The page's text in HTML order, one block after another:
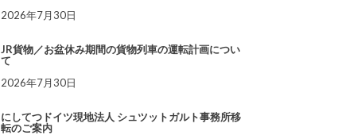
2026年7月30日
JR貨物／お盆休み期間の貨物列車の運転計画につい
て
2026年7月30日
にしてつドイツ現地法人 シュツットガルト事務所移
転のご案内